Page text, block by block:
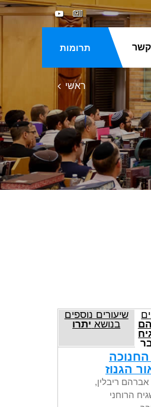
תרומות קשר
ראשי
שיעורים נוספים
בנושא יתרו
הגנוז
ריבלין,
הרוחני